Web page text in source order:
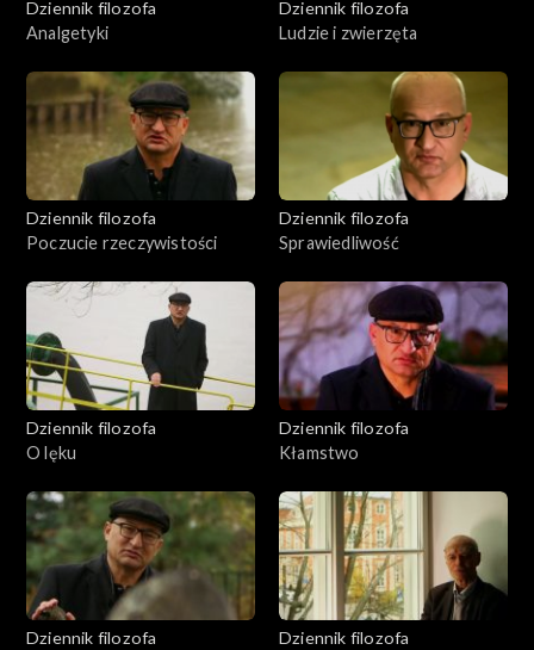
Dziennik filozofa
Analgetyki
Dziennik filozofa
Ludzie i zwierzęta
Dziennik filozofa
Poczucie rzeczywistości
Dziennik filozofa
Sprawiedliwość
Dziennik filozofa
O lęku
Dziennik filozofa
Kłamstwo
Dziennik filozofa
Dziennik filozofa